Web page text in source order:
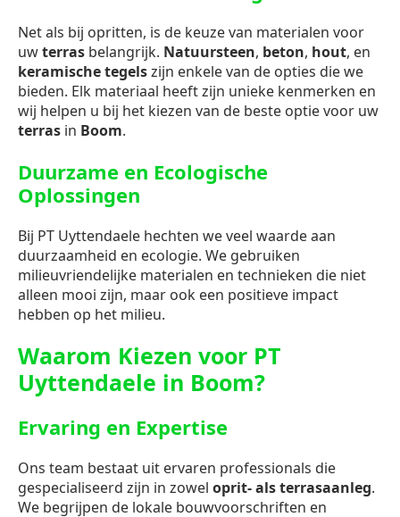
Net als bij opritten, is de keuze van materialen voor
uwterras belangrijk. Natuursteen, beton, hout, en
keramische tegelszijn enkele van de opties die we
bieden. Elk materiaal heeft zijn unieke kenmerken en
wij helpen u bij het kiezen van de beste optie voor uw
terras in Boom.
Duurzame en Ecologische
Oplossingen
Bij PT Uyttendaele hechten we veel waarde aan
duurzaamheid en ecologie. We gebruiken
milieuvriendelijke materialen en technieken die niet
alleen mooi zijn, maar ook een positieve impact
hebben op het milieu.
Waarom Kiezen voor PT
Uyttendaele in Boom?
Ervaring en Expertise
Ons team bestaat uit ervaren professionals die
gespecialiseerd zijn in zowel oprit- als terrasaanleg.
We begrijpen de lokale bouwvoorschriften en